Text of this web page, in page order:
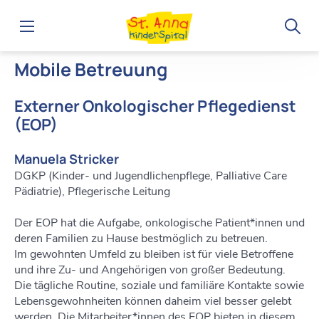
Mobile Betreuung
Mobile Betreuung
Externer Onkologischer Pflegedienst
(EOP)
Manuela Stricker
DGKP (Kinder- und Jugendlichenpflege, Palliative Care
Pädiatrie), Pflegerische Leitung
Der EOP hat die Aufgabe, onkologische Patient*innen und
deren Familien zu Hause bestmöglich zu betreuen.
Im gewohnten Umfeld zu bleiben ist für viele Betroffene
und ihre Zu- und Angehörigen von großer Bedeutung.
Die tägliche Routine, soziale und familiäre Kontakte sowie
Lebensgewohnheiten können daheim viel besser gelebt